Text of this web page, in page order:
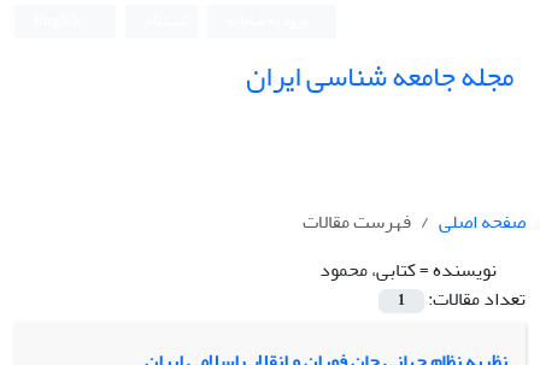
مجله جامعه شناسی ایران
صفحه اصلی
فهرست مقالات
نویسنده =کتابی، محمود
تعداد مقالات:
1